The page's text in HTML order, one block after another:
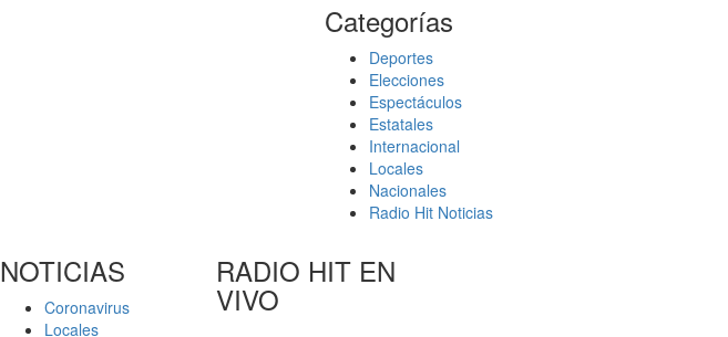
Categorías
Deportes
Elecciones
Espectáculos
Estatales
Internacional
Locales
Nacionales
Radio Hit Noticias
NOTICIAS
Coronavirus
Locales
RADIO HIT EN
VIVO